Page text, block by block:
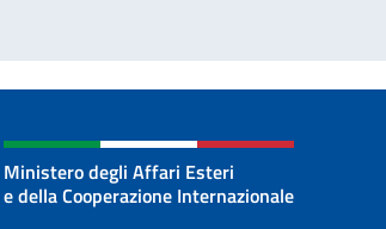
Ministero degli Affari Esteri
e della Cooperazione Internazionale